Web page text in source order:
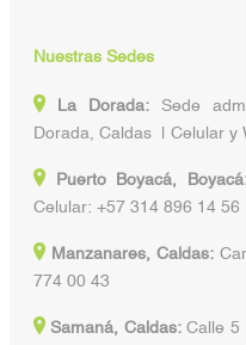
Nuestras Sedes
La Dorada:Sede
Dorada, Caldas | Celular y
Puerto Boyacá,
Celular: +57 314 896 14 56
Manzanares, Caldas:
774 00 43
Samaná, Caldas:Calle 5